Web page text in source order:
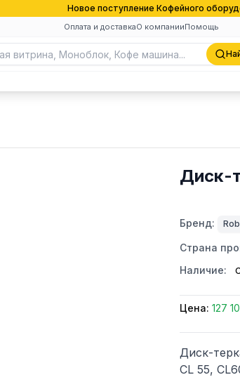
Новое поступление Кофейного
Оплата и доставкаО компанииПомощь
Диск-
Бренд:
Страна
Наличие:
Цена: 127
Диск-
CL 55,